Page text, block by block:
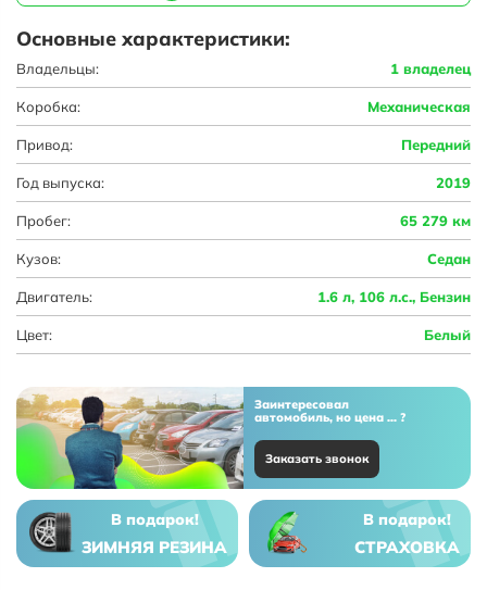
Основные характеристики:
Владельцы: 1 владелец
Коробка: Механическая
Привод: Передний
Год выпуска: 2019
Пробег: 65 279 км
Кузов: Седан
Двигатель: 1.6 л, 106 л.с., Бензин
Цвет: Белый
Заинтересовал
автомобиль, но цена ... ?
Заказать звонок
В подарок!
ЗИМНЯЯ РЕЗИНА
В подарок!
СТРАХОВКА